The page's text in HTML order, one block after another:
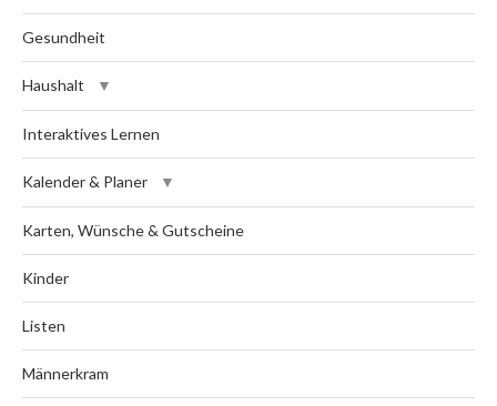
Gesundheit
Haushalt
Interaktives Lernen
Kalender & Planer
Karten, Wünsche & Gutscheine
Kinder
Listen
Männerkram